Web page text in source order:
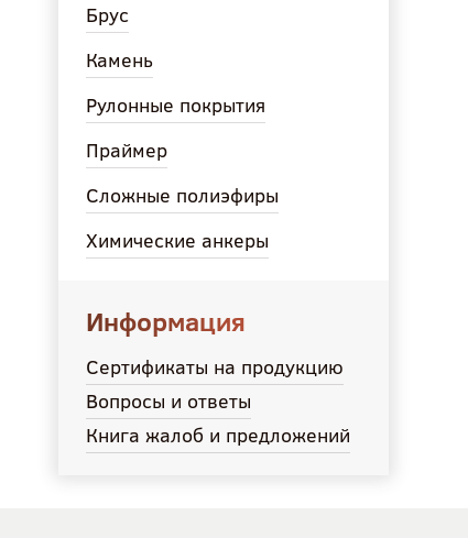
Брус
Камень
Рулонные покрытия
Праймер
Сложные полиэфиры
Химические анкеры
Информация
Сертификаты на продукцию
Вопросы и ответы
Книга жалоб и предложений